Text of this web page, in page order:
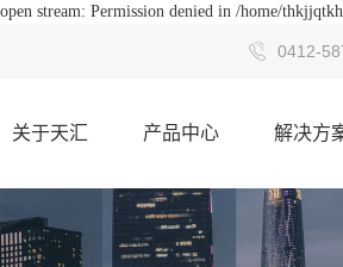
stream: Permission denied in /home/
0412-
关于天汇 产品中心 解决方